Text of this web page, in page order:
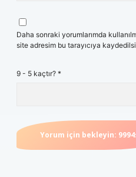
Daha sonraki yorumlarımda
site adresim bu tarayıcıya
9 - 5 kaçtır? *